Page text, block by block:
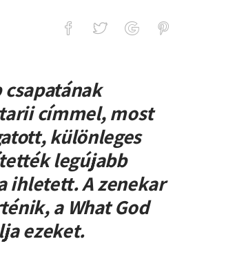
a Nunki Bay
csapatának
címmel, most
különleges
legújabb
ihletett. A zenekar
a What God
ezeket.